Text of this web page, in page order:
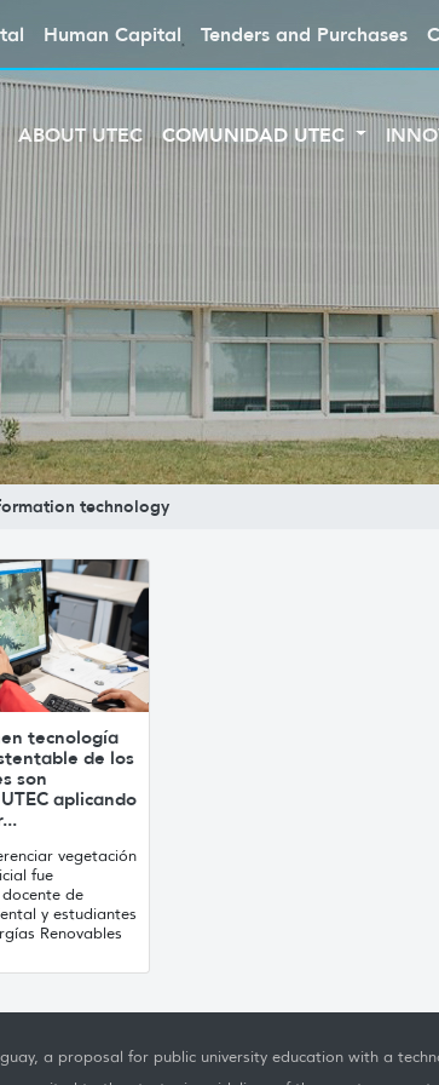
Human Capital Tenders and Purchases
ABOUT UTEC COMUNIDAD UTEC
technology
tecnología
de los
son
aplicando
vegetación
fue
de
y estudiantes
Renovables
a proposal for public university education with a